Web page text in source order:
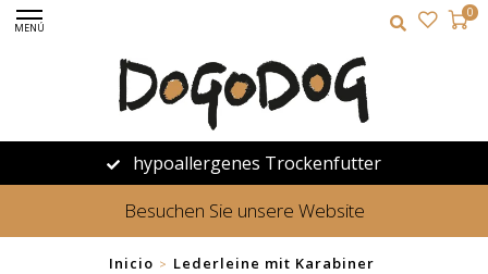
MENÚ
0
hypoallergenes Trockenfutter
Besuchen Sie unsere Website
Inicio > Lederleine mit Karabiner